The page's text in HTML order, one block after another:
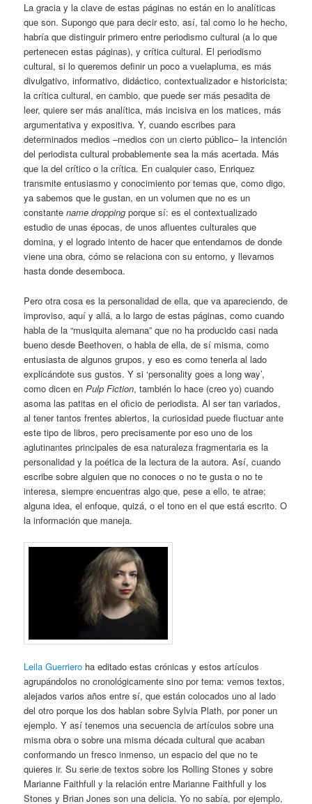
La gracia y la clave de estas páginas no están en lo analíticas
que son. Supongo que para decir esto, así, tal como lo he hecho,
habría que distinguir primero entre periodismo cultural (a lo que
pertenecen estas páginas), y crítica cultural. El periodismo
cultural, si lo queremos definir un poco a vuelapluma, es más
divulgativo, informativo, didáctico, contextualizador e historicista;
la crítica cultural, en cambio, que puede ser más pesadita de
leer, quiere ser más analítica, más incisiva en los matices, más
argumentativa y expositiva. Y, cuando escribes para
determinados medios –medios con un cierto público– la intención
del periodista cultural probablemente sea la más acertada. Más
que la del crítico o la crítica. En cualquier caso, Enriquez
transmite entusiasmo y conocimiento por temas que, como digo,
ya sabemos que le gustan, en un volumen que no es un
constantename dropping porque sí: es el contextualizado
estudio de unas épocas, de unos afluentes culturales que
domina, y el logrado intento de hacer que entendamos de donde
viene una obra, cómo se relaciona con su entorno, y llevarnos
hasta donde desemboca.
Pero otra cosa es la personalidad de ella, que va apareciendo, de
improviso, aquí y allá, a lo largo de estas páginas, como cuando
habla de la “musiquita alemana” que no ha producido casi nada
bueno desde Beethoven, o habla de ella, de sí misma, como
entusiasta de algunos grupos, y eso es como tenerla al lado
explicándote sus gustos. Y si ‘personality goes a long way’,
como dicen enPulp Fiction, también lo hace (creo yo) cuando
asoma las patitas en el oficio de periodista. Al ser tan variados,
al tener tantos frentes abiertos, la curiosidad puede fluctuar ante
este tipo de libros, pero precisamente por eso uno de los
aglutinantes principales de esa naturaleza fragmentaria es la
personalidad y la poética de la lectura de la autora. Así, cuando
escribe sobre alguien que no conoces o no te gusta o no te
interesa, siempre encuentras algo que, pese a ello, te atrae;
alguna idea, el enfoque, quizá, o el tono en el que está escrito. O
la información que maneja.
Leila Guerriero ha editado estas crónicas y estos artículos
agrupándolos no cronológicamente sino por tema: vemos textos,
alejados varios años entre sí, que están colocados uno al lado
del otro porque los dos hablan sobre Sylvia Plath, por poner un
ejemplo. Y así tenemos una secuencia de artículos sobre una
misma obra o sobre una misma década cultural que acaban
conformando un fresco inmenso, un espacio del que no te
quieres ir. Su serie de textos sobre los Rolling Stones y sobre
Marianne Faithfull y la relación entre Marianne Faithfull y los
Stones y Brian Jones son una delicia. Yo no sabía, por ejemplo,